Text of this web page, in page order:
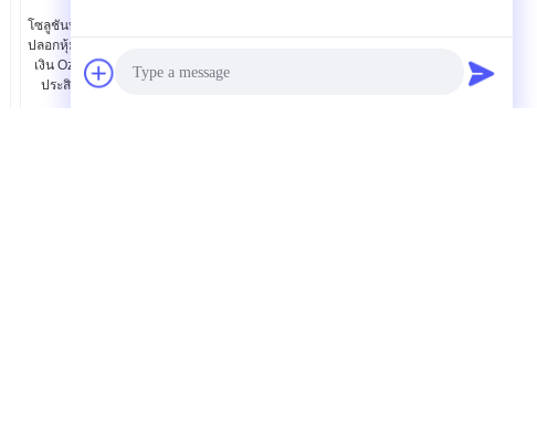
โซลูชันทางวิศวกรรมของ
ปลอกหุ้มกล้องโทรทรรศน์
เงิน Ozone Steel สีเงิน
ประสิทธิภาพที่เสถียร